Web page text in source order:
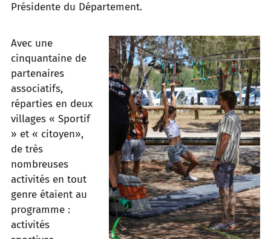
Présidente du Département.
Avec une
cinquantaine de
partenaires
associatifs,
réparties en deux
villages « Sportif
» et « citoyen»,
de très
nombreuses
activités en tout
genre étaient au
programme :
activités